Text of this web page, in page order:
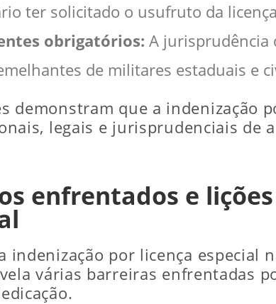
ter solicitado o usufruto da
obrigatórios: A jurisprudência
de militares estaduais e
demonstram que a indenização
legais e jurisprudenciais de
enfrentados e
indenização por licença
várias barreiras enfrentadas